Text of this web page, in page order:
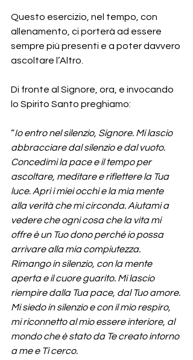
Questo esercizio, nel tempo, con
allenamento, ci porterà ad essere
sempre più presenti e a poter davvero
ascoltare l’Altro.
Di fronte al Signore, ora, e invocando
lo Spirito Santo preghiamo:
“Io entro nel silenzio, Signore. Mi lascio
abbracciare dal silenzio e dal vuoto.
Concedimi la pace e il tempo per
ascoltare, meditare e riflettere la Tua
luce. Apri i miei occhi e la mia mente
alla verità che mi circonda. Aiutami a
vedere che ogni cosa che la vita mi
offre è un Tuo dono perché io possa
arrivare alla mia compiutezza.
Rimango in silenzio, con la mente
aperta e il cuore guarito. Mi lascio
riempire dalla Tua pace, dal Tuo amore.
Mi siedo in silenzio e con il mio respiro,
mi riconnetto al mio essere interiore, al
mondo che è stato da Te creato intorno
a me e Ti cerco.